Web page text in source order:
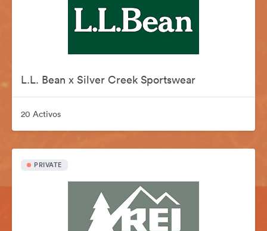
L.L. Bean x Silver Creek Sportswear
20 Activos
PRIVATE